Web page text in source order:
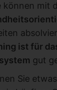
können mit
ist für
gut
Sie